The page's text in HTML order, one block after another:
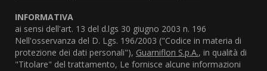
INFORMATIVA
ai sensi dell'art. 13 del d.lgs 30 giugno 2003 n. 196
Nell'osservanza del D. Lgs. 196/2003 ("Codice in materia di
protezione dei dati personali"), Guarniflon S.p.A., in qualità di
"Titolare" del trattamento, Le fornisce alcune informazioni